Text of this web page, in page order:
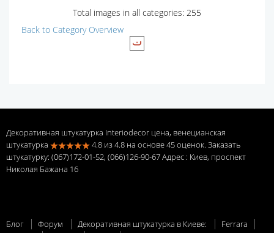
Total images in all categories: 255
Back to Category Overview
Декоративная штукатурка Interiodecor цена, венецианская
штукатурка
4.8 из4.8 на основе45оценок. Заказать
штукатурку: (067)172-01-52, (066)126-90-67 Адрес : Киев, проспект
Николая Бажана 16
Блог Форум Декоративная штукатурка в Киеве:
Ferrara